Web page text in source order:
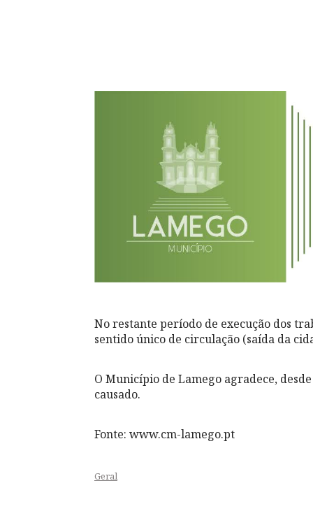
No restante período de execução dos
sentido único de circulação (saída da
O Município de Lamego agradece,
causado.
Fonte: www.cm-lamego.pt
Geral